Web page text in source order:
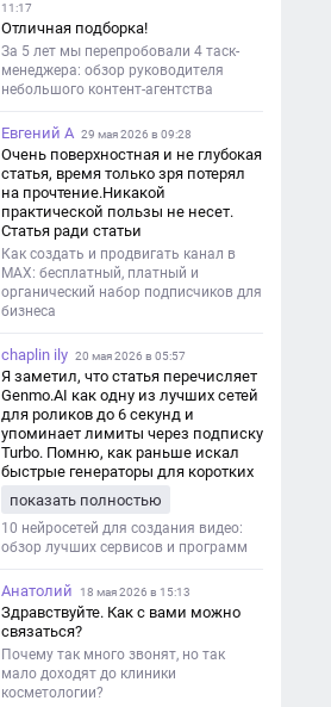
11:17
Отличная подборка!
За 5 лет мы перепробовали 4 таск-
менеджера: обзор руководителя
небольшого контент-агентства
Евгений А 29 мая 2026 в 09:28
Очень поверхностная и не глубокая
статья, время только зря потерял
на прочтение.Никакой
практической пользы не несет.
Статья ради статьи
Как создать и продвигать канал в
MAX: бесплатный, платный и
органический набор подписчиков для
бизнеса
chaplin ily 20 мая 2026 в 05:57
Я заметил, что статья перечисляет
Genmo.AI как одну из лучших сетей
для роликов до 6 секунд и
упоминает лимиты через подписку
Turbo. Помню, как раньше искал
быстрые генераторы для коротких
такой обзор именно с акцентом на
ограничения и подпись. Image V2
показать полностью
10 нейросетей для создания видео:
обзор лучших сервисов и программ
Анатолий 18 мая 2026 в 15:13
Здравствуйте. Как с вами можно
связаться?
Почему так много звонят, но так
мало доходят до клиники
косметологии?